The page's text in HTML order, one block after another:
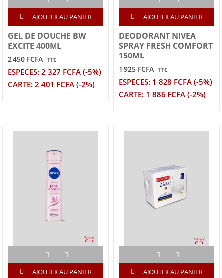
AJOUTER AU PANIER
GEL DE DOUCHE BW
EXCITE 400ML
2 450 FCFA TTC
ESPECES: 2 327 FCFA (-5%)
CARTE: 2 401 FCFA (-2%)
AJOUTER AU PANIER
DEODORANT NIVEA
SPRAY FRESH COMFORT
150ML
1 925 FCFA TTC
ESPECES: 1 828 FCFA (-5%)
CARTE: 1 886 FCFA (-2%)
AJOUTER AU PANIER AJOUTER AU PANIER